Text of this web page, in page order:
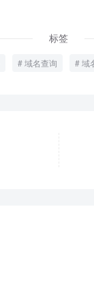
标签
域名查询 域